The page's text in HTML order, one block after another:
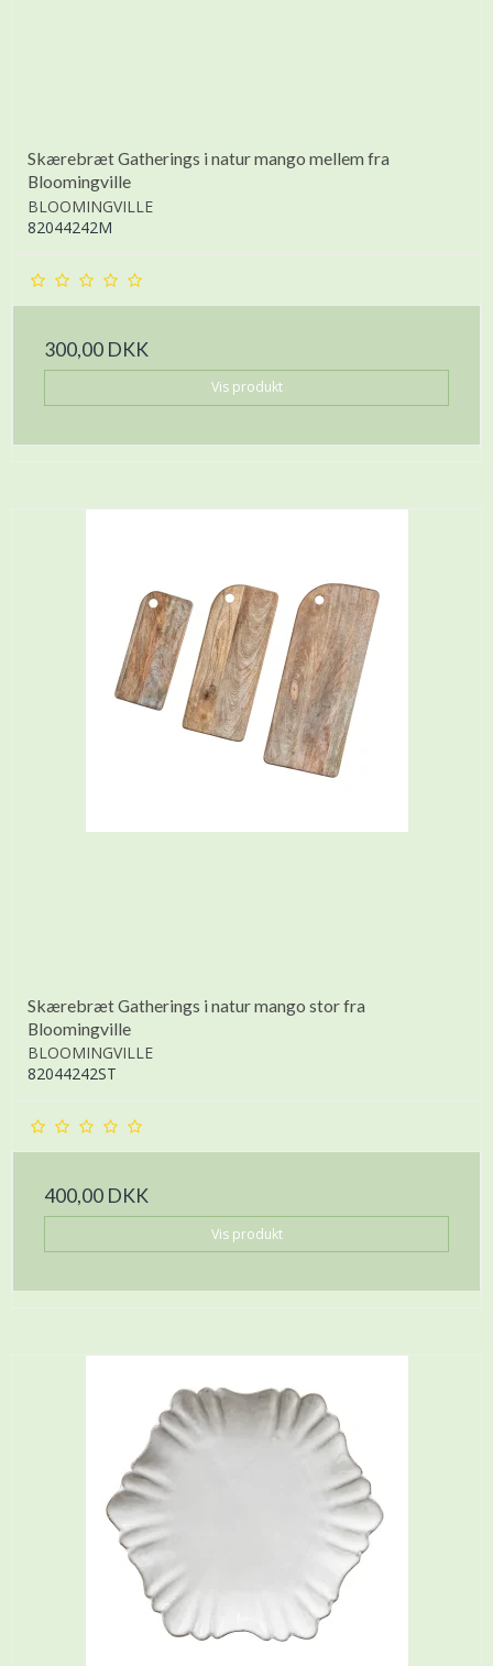
Skærebræt Gatherings i natur mango mellem fra
Bloomingville
BLOOMINGVILLE
82044242M
300,00 DKK
Vis produkt
Skærebræt Gatherings i natur mango stor fra
Bloomingville
BLOOMINGVILLE
82044242ST
400,00 DKK
Vis produkt